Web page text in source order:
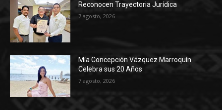
Reconocen Trayectoria Jurídica
7 agosto, 2026
Mía Concepción Vázquez Marroquín
Celebra sus 20 Años
7 agosto, 2026